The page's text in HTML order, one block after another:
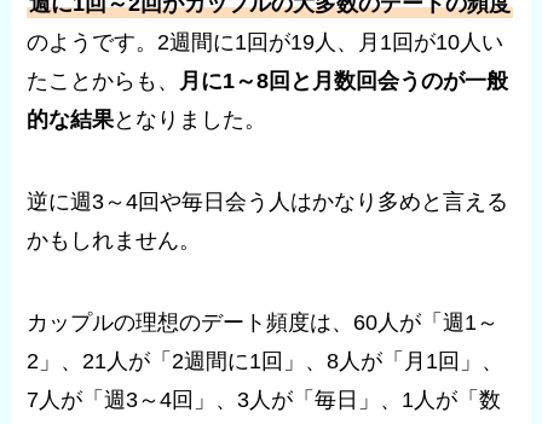
のようです。2週間に1回が19人、月1回が10人い
たことからも、
月に1～8回と月数回会うのが一般
的な結果となりました。
逆に週3～4回や毎日会う人はかなり多めと言える
かもしれません。
カップルの理想のデート頻度は、60人が「週1～
2」、21人が「2週間に1回」、8人が「月1回」、
7人が「週3～4回」、3人が「毎日」、1人が「数